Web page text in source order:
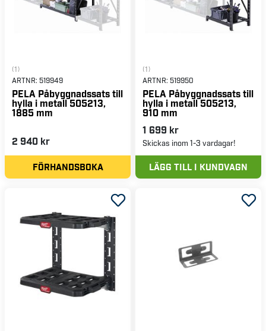
(1)
ARTNR: 519949
PELA Påbyggnadssats till
hylla i metall 505213,
1885 mm
2 940 kr
FÖRHANDSBOKA
(1)
ARTNR: 519950
PELA Påbyggnadssats till
hylla i metall 505213,
910 mm
1 699 kr
Skickas inom 1-3 vardagar!
LÄGG TILL I KUNDVAGN